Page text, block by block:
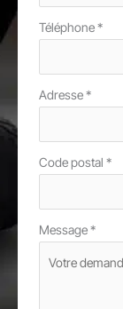
Téléphone*
Adresse*
Code postal *
Message*